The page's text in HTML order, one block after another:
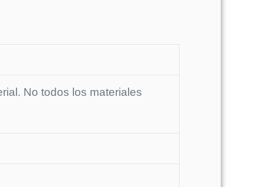
No todos los materiales